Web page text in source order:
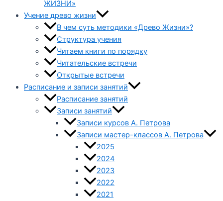
ЖИЗНИ»
Учение древо жизни
В чем суть методики «Древо Жизни»?
Структура учения
Читаем книги по порядку
Читательские встречи
Открытые встречи
Расписание и записи занятий
Расписание занятий
Записи занятий
Записи курсов А. Петрова
Записи мастер-классов А. Петрова
2025
2024
2023
2022
2021